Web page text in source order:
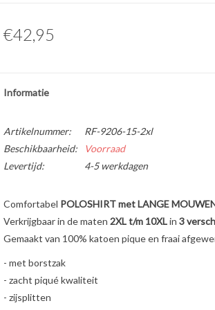
€42,95
Informatie
Artikelnummer:
RF-9206-15-2xl
Beschikbaarheid:
Voorraad
Levertijd:
4-5 werkdagen
Comfortabel POLOSHIRT met LANGE
Verkrijgbaar in de maten 2XL t/m 10XLin 3
Gemaakt van 100% katoen pique en fraai
- met borstzak
- zacht piqué kwaliteit
- zijsplitten